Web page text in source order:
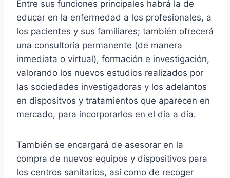
Entre sus funciones principales habrá la de
educar en la enfermedad a los profesionales, a
los pacientes y sus familiares; también ofrecerá
una consultoría permanente (de manera
inmediata o virtual), formación e investigación,
valorando los nuevos estudios realizados por
las sociedades investigadoras y los adelantos
en dispositvos y tratamientos que aparecen en
mercado, para incorporarlos en el día a día.
También se encargará de asesorar en la
compra de nuevos equipos y dispositivos para
los centros sanitarios, así como de recoger